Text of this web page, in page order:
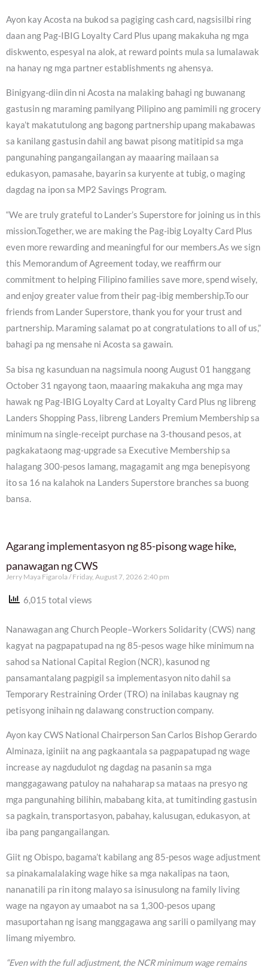
Ayon kay Acosta na bukod sa pagiging cash card, nagsisilbi ring
daan ang Pag-IBIG Loyalty Card Plus upang makakuha ng mga
diskwento, espesyal na alok, at reward points mula sa lumalawak
na hanay ng mga partner establishments ng ahensya.
Binigyang-diin din ni Acosta na malaking bahagi ng buwanang
gastusin ng maraming pamilyang Pilipino ang pamimili ng grocery
kaya’t makatutulong ang bagong partnership upang makabawas
sa kanilang gastusin dahil ang bawat pisong matitipid sa mga
pangunahing pangangailangan ay maaaring mailaan sa
edukasyon, pamasahe, bayarin sa kuryente at tubig, o maging
dagdag na ipon sa MP2 Savings Program.
“We are truly grateful to Lander’s Superstore for joining us in this
mission.Together, we are making the Pag-ibig Loyalty Card Plus
even more rewarding and meaningful for our members.As we sign
this Memorandum of Agreement today, we reaffirm our
commitment to helping Filipino families save more, spend wisely,
and enjoy greater value from their pag-ibig membership.To our
friends from Lander Superstore, thank you for your trust and
partnership. Maraming salamat po at congratulations to all of us,”
bahagi pa ng mensahe ni Acosta sa gawain.
Sa bisa ng kasunduan na nagsimula noong August 01 hanggang
October 31 ngayong taon, maaaring makakuha ang mga may
hawak ng Pag-IBIG Loyalty Card at Loyalty Card Plus ng libreng
Landers Shopping Pass, libreng Landers Premium Membership sa
minimum na single-receipt purchase na 3-thousand pesos, at
pagkakataong mag-upgrade sa Executive Membership sa
halagang 300-pesos lamang, magagamit ang mga benepisyong
ito sa 16 na kalahok na Landers Superstore branches sa buong
bansa.
Agarang implementasyon ng 85-pisong wage hike,
panawagan ng CWS
Jerry Maya Figarola Friday, August 7, 2026 2:40 pm
6,015 total views
Nanawagan ang Church People–Workers Solidarity (CWS) nang
kagyat na pagpapatupad na ng 85-pesos wage hike minimum na
sahod sa National Capital Region (NCR), kasunod ng
pansamantalang pagpigil sa implementasyon nito dahil sa
Temporary Restraining Order (TRO) na inilabas kaugnay ng
petisyong inihain ng dalawang construction company.
Ayon kay CWS National Chairperson San Carlos Bishop Gerardo
Alminaza, iginiit na ang pagkaantala sa pagpapatupad ng wage
increase ay nagdudulot ng dagdag na pasanin sa mga
manggagawang patuloy na nahaharap sa mataas na presyo ng
mga pangunahing bilihin, mababang kita, at tumitinding gastusin
sa pagkain, transportasyon, pabahay, kalusugan, edukasyon, at
iba pang pangangailangan.
Giit ng Obispo, bagama’t kabilang ang 85-pesos wage adjustment
sa pinakamalalaking wage hike sa mga nakalipas na taon,
nananatili pa rin itong malayo sa isinusulong na family living
wage na ngayon ay umaabot na sa 1,300-pesos upang
masuportahan ng isang manggagawa ang sarili o pamilyang may
limang miyembro.
“Even with the full adjustment, the NCR minimum wage remains